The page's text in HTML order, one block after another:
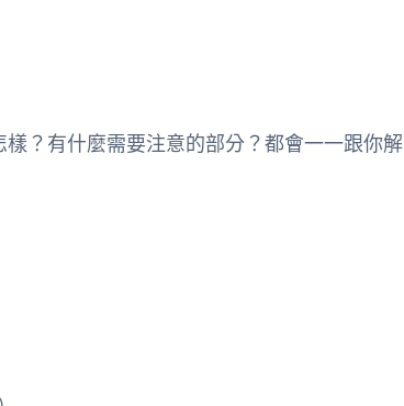
？有什麼需要注意的部分？都會一一跟你解